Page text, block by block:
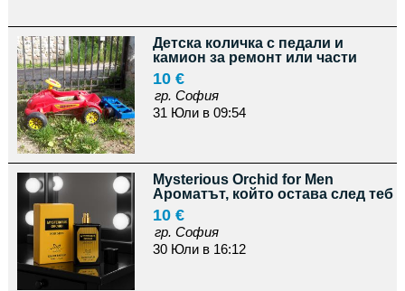
Детска количка с педали и
камион за ремонт или части
10 €
гр. София
31 Юли в 09:54
Mysterious Orchid for Men
Ароматът, който остава след теб
10 €
гр. София
30 Юли в 16:12